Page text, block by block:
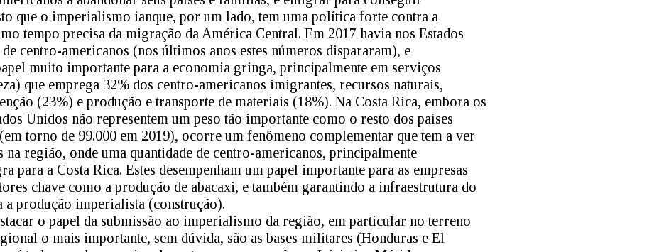
que o imperialismo ianque, por um lado, tem uma política forte contra a
tempo precisa da migração da América Central. Em 2017 havia nos Estados
centro-americanos (nos últimos anos estes números dispararam), e
muito importante para a economia gringa, principalmente em serviços
que emprega 32% dos centro-americanos imigrantes, recursos naturais,
(23%) e produção e transporte de materiais (18%). Na Costa Rica, embora os
Unidos não representem um peso tão importante como o resto dos países
torno de 99.000 em 2019), ocorre um fenômeno complementar que tem a ver
na região, onde uma quantidade de centro-americanos, principalmente
para a Costa Rica. Estes desempenham um papel importante para as empresas
chave como a produção de abacaxi, e também garantindo a infraestrutura do
a produção imperialista (construção).
o papel da submissão ao imperialismo da região, em particular no terreno
o mais importante, sem dúvida, são as bases militares (Honduras e El